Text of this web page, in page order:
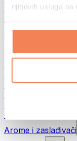
njihovih usluga na
Vlakna
Ostala superhrana
Grickalice
Suho meso
Proteinski čips
Ostali snackovi
Arome i zaslađivači